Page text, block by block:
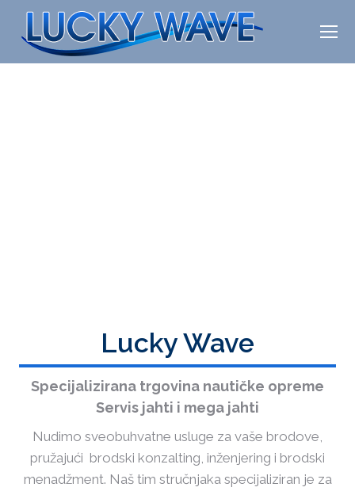
Lucky Wave
Specijalizirana trgovina nautičke opreme
Servis jahti i mega jahti
Nudimo sveobuhvatne usluge za vaše brodove,
pružajući brodski konzalting, inženjering i brodski
menadžment. Naš tim stručnjaka specijaliziran je za